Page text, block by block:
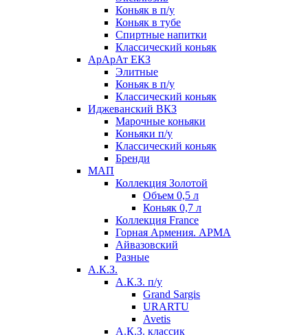
Коньяк в п/у
Коньяк в тубе
Спиртные напитки
Классический коньяк
АрАрАт ЕКЗ
Элитные
Коньяк в п/у
Классический коньяк
Иджеванский ВКЗ
Марочные коньяки
Коньяки п/у
Классический коньяк
Бренди
МАП
Коллекция Золотой
Объем 0,5 л
Коньяк 0,7 л
Коллекция France
Горная Армения. АРМА
Айвазовский
Разные
А.К.З.
А.К.З. п/у
Grand Sargis
URARTU
Avetis
А.К.З. классик